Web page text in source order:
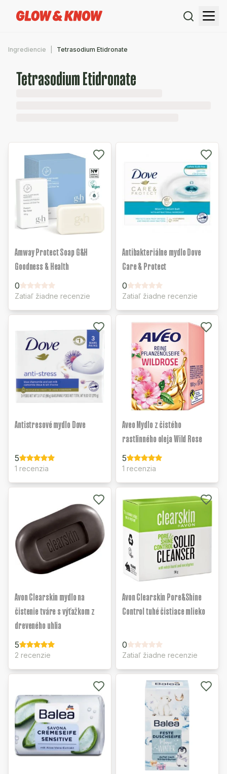
Ingrediencie Tetrasodium Etidronate
Tetrasodium Etidronate
Amway Protect Soap G&H
Goodness & Health
0
Zatiaľ žiadne recenzie
Antibakteriálne mydlo Dove
Care & Protect
0
Zatiaľ žiadne recenzie
Antistresové mydlo Dove
5
1 recenzia
Aveo Mydlo z čistého
rastlinného oleja Wild Rose
5
1 recenzia
Avon Clearskin mydlo na
čistenie tváre s výťažkom z
dreveného uhlia
5
2 recenzie
Avon Clearskin Pore&Shine
Control tuhé čistiace mlieko
0
Zatiaľ žiadne recenzie